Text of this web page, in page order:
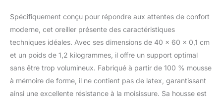
pour favoriser un
environnement de
sommeil frais et agréable.
Facile à entretenir, la
taches et se lave à 40°C
pour une fraîcheur
durable.
𝐋𝐚 𝐪𝐮𝐚𝐥𝐢𝐭é à
Spécifiquement conçu pour répondre aux attentes de confort
moderne, cet oreiller présente des caractéristiques
techniques idéales. Avec ses dimensions de 40 x 60 x 0,1 cm
et un poids de 1,2 kilogrammes, il offre un support optimal
sans être trop volumineux. Fabriqué à partir de 100 % mousse
à mémoire de forme, il ne contient pas de latex, garantissant
ainsi une excellente résistance à la moisissure. Sa housse est